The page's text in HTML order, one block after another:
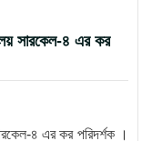
সারকেল-৪ এর কর
৪ এর কর পরিদর্শক ।